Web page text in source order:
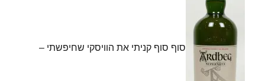
סוף סוף קניתי את הוויסקי שחיפשתי –